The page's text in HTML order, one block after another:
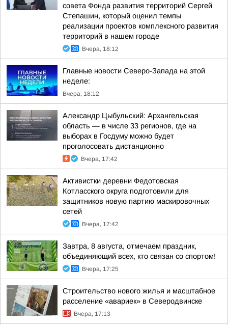
совета Фонда развития территорий Сергей
Степашин, который оценил темпы
реализации проектов комплексного развития
территорий в нашем городе
Вчера, 18:12
Главные новости Северо-Запада на этой
неделе:
Вчера, 18:12
Александр Цыбульский: Архангельская
область — в числе 33 регионов, где на
выборах в Госдуму можно будет
проголосовать дистанционно
Вчера, 17:42
Активистки деревни Федотовская
Котласского округа подготовили для
защитников новую партию маскировочных
сетей
Вчера, 17:42
Завтра, 8 августа, отмечаем праздник,
объединяющий всех, кто связан со спортом!
Вчера, 17:25
Строительство нового жилья и масштабное
расселение «авариек» в Северодвинске
Вчера, 17:13